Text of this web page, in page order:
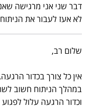
דבר שני אני מרגישה
לא אעז לעבור את
שלום רב,
אין כל צורך בכדור
במהלך הניתוח חשוב
וכדור הרגעה עלול